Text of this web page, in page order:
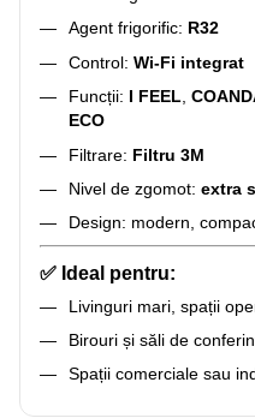
Agent frigorific: R32
Control: Wi-Fi integrat
Funcții: I FEEL
ECO
Filtrare: Filtru 3M
Nivel de zgomot: extra
Design: modern,
✅ Ideal pentru:
Livinguri mari, spații
Birouri și săli de
Spații comerciale sau